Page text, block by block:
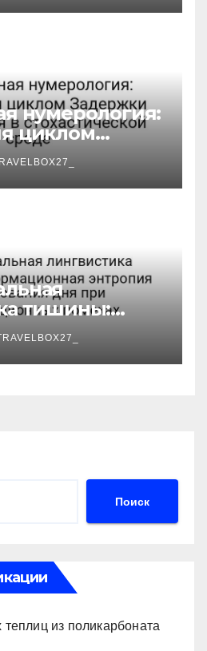
влияния
нумерология:
циклом
в
среде
тишины:
Поиск
из поликарбоната